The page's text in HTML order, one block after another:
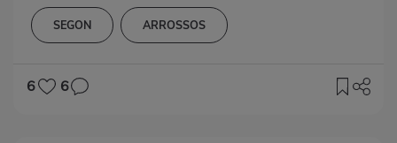
SEGON ARROSSOS
6 6